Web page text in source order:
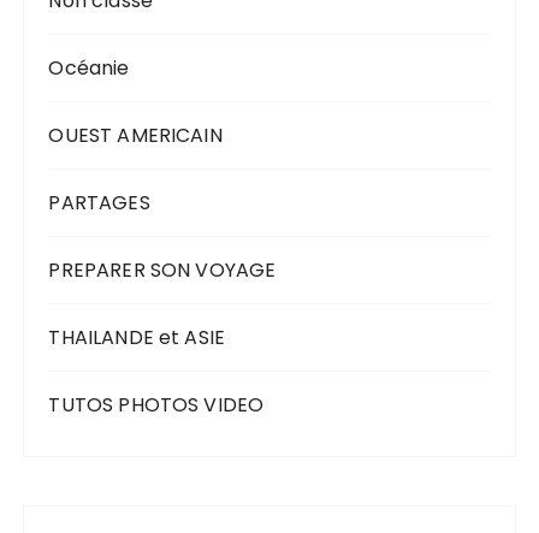
Océanie
OUEST AMERICAIN
PARTAGES
PREPARER SON VOYAGE
THAILANDE et ASIE
TUTOS PHOTOS VIDEO